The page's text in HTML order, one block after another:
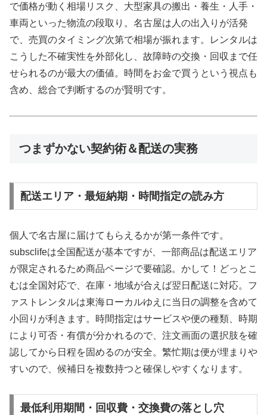
で価格が動く相場リスク、大型家具の搬出・養生・人手・
車両といった物流の段取り。名古屋は人の出入りが活発
で、売買のタイミング次第で相場が振れます。レンタルは
こうした不確実性を外部化し、故障時の交換・回収まで任
せられるのが最大の価値。時間をお金で買うという視点も
含め、総合で判断するのが賢明です。
つまずかない契約術＆配送の実務
配送エリア・最短納期・時間指定の読み方
個人で名古屋に届けてもらえるかが第一条件です。
subsclifeは全国配送が基本ですが、一部商品は配送エリア
が限定されるため商品ページで要確認。かして！どっとこ
むは全国対応で、在庫・地域が合えば翌日配送に対応。フ
ァストレンタルは東海ローカルゆえに当日の調整を含めて
小回りが利きます。時間指定はサービスや便の種類、時期
により可否・有償が分かれるので、注文画面の選択肢を確
認してから日程を固めるのが安全。繁忙期は便が埋まりや
すいので、候補日を複数持つと確保しやすくなります。
最低利用期間・回収費・交換費の落とし穴